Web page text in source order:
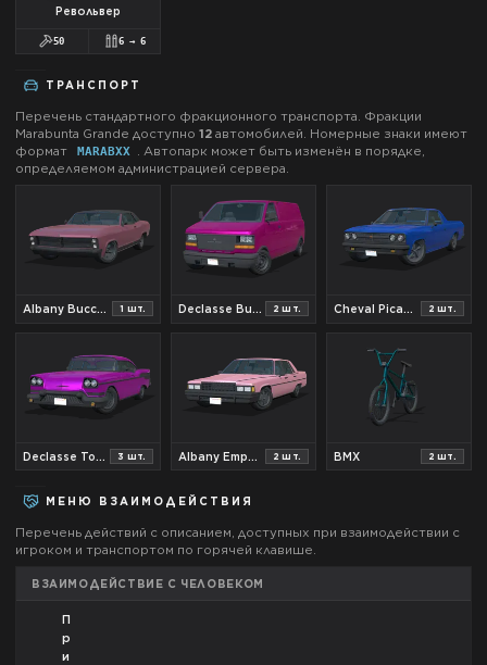
Револьвер
50 6→ 6
ТРАНСПОРТ
Перечень стандартного фракционного транспорта. Фракции
Marabunta Grande доступно 12 автомобилей. Номерные знаки имеют
формат
MARABXX . Автопарк может быть изменён в порядке,
определяемом администрацией сервера.
Albany Buccaneer 1 шт. Declasse Burrito 2 шт. Cheval Picador 2 шт.
Declasse Tornado №2 3 шт. Albany Emperor 2 шт. BMX 2 шт.
МЕНЮ ВЗАИМОДЕЙСТВИЯ
Перечень действий с описанием, доступных при взаимодействии с
игроком и транспортом по горячей клавише.
ВЗАИМОДЕЙСТВИЕ С ЧЕЛОВЕКОМ
П
р
и